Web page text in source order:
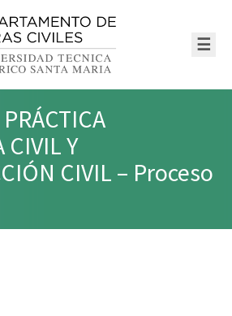
☰
CIVIL Y
CIVIL – Proceso